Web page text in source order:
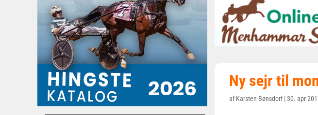
Ny sejr til
afKarsten Bønsdorf|30. apr